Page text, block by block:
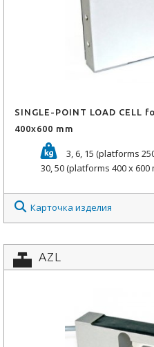
SINGLE-POINT LOAD CELL
400x600 mm
3, 6, 15 (platforms
30, 50 (platforms 400 x 600
Карточка изделия
AZL